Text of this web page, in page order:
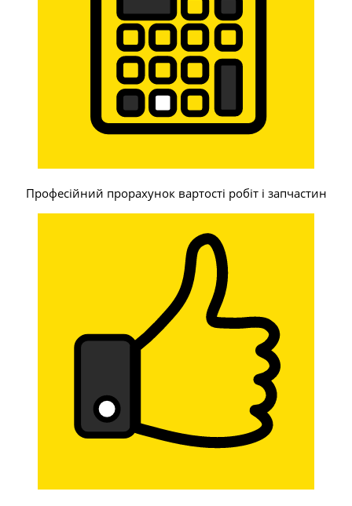
Професійний прорахунок вартості робіт і запчастин